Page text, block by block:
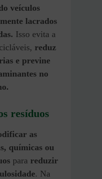
veículos
lacrados
Isso evita a
reduz
e previne
no
resíduos
as
químicas ou
para reduzir
. Na